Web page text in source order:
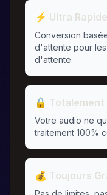
⚡ Ultra Rapide
Conversion
d'attente pour
d'attente
🔒 Totalement
Votre audio ne
traitement 100%
💰 Toujours